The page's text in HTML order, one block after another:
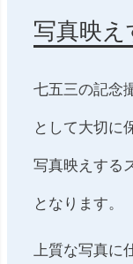
写真映
七五三の記念
として大切に
写真映えする
となります。
上質な写真